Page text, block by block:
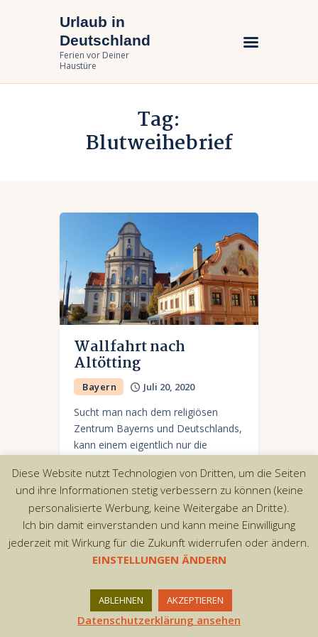
Urlaub in
Deutschland
Ferien vor Deiner
Haustüre
Tag:
Blutweihebrief
Urlaub in Deutschland
Ferien vor Deiner Haustüre
Urlaub zuhause
Bundesländer
Urlaubsarten
Wallfahrt nach
Altötting
Bayern Juli 20, 2020
Sucht man nach dem religiösen
Zentrum Bayerns und Deutschlands,
kann einem eigentlich nur die
Sinn kommen. Die Stadt ist ein
bekannter Wallfahrtsort, die jährlich
von…
Copyright © 2026 by AxiomThemes. All rights
reserved.
Diese Website nutzt Technologien von Dritten, um die Seiten
und ihre Informationen stetig verbessern zu können (keine
personalisierte Werbung, keine Weitergabe an Dritte).
Ich bin damit einverstanden und kann meine Einwilligung
jederzeit mit Wirkung für die Zukunft widerrufen oder ändern.
EINSTELLUNGEN ÄNDERN
ABLEHNEN AKZEPTIEREN
Datenschutzerklärung ansehen